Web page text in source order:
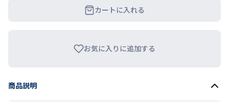
カートに入れる
お気に入りに追加する
商品説明